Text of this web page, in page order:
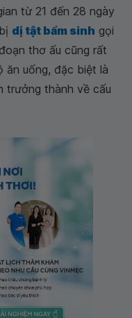
từ 21 đến 28 ngày
dị tật bẩm sinh gọi
thơ ấu cũng rất
ăn uống, đặc biệt là
trưởng thành về cấu